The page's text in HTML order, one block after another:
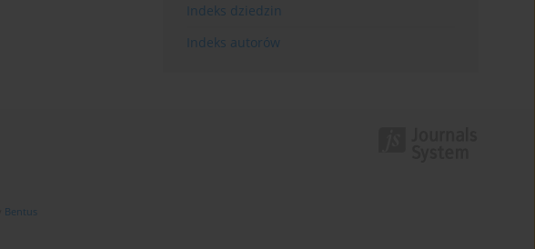
Indeks dziedzin
Indeks autorów
Bentus